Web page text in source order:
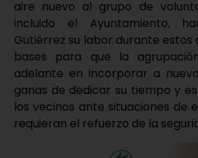
aire nuevo al grupo de
incluido el Ayuntamiento,
Gutiérrez su labor durante estos
bases para que la
adelante en incorporar a
ganas de dedicar su tiempo y
los vecinos ante situaciones de
requieran el refuerzo de la